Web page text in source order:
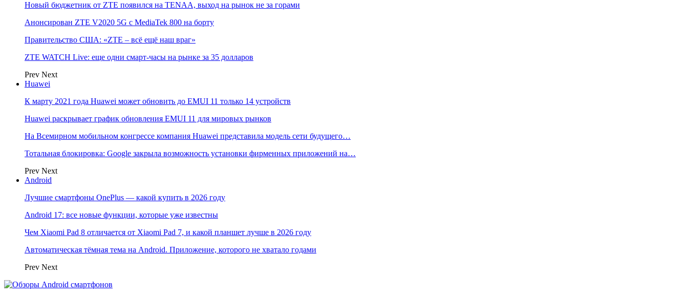
Новый бюджетник от ZTE появился на TENAA, выход на рынок не за горами
Анонсирован ZTE V2020 5G с MediaTek 800 на борту
Правительство США: «ZTE – всё ещё наш враг»
ZTE WATCH Live: еще одни смарт-часы на рынке за 35 долларов
Prev Next
Huawei
К марту 2021 года Huawei может обновить до EMUI 11 только 14 устройств
Huawei раскрывает график обновления EMUI 11 для мировых рынков
На Всемирном мобильном конгрессе компания Huawei представила модель сети будущего…
Тотальная блокировка: Google закрыла возможность установки фирменных приложений на…
Prev Next
Android
Лучшие смартфоны OnePlus — какой купить в 2026 году
Android 17: все новые функции, которые уже известны
Чем Xiaomi Pad 8 отличается от Xiaomi Pad 7, и какой планшет лучше в 2026 году
Автоматическая тёмная тема на Android. Приложение, которого не хватало годами
Prev Next